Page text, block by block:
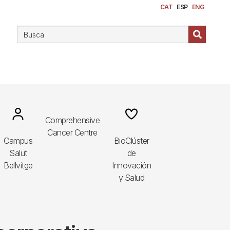
CAT ESP ENG
Campus
Salut
Bellvitge
Image
Comprehensive
Cancer Centre
BioClúster
de
Innovación
y Salud
Image